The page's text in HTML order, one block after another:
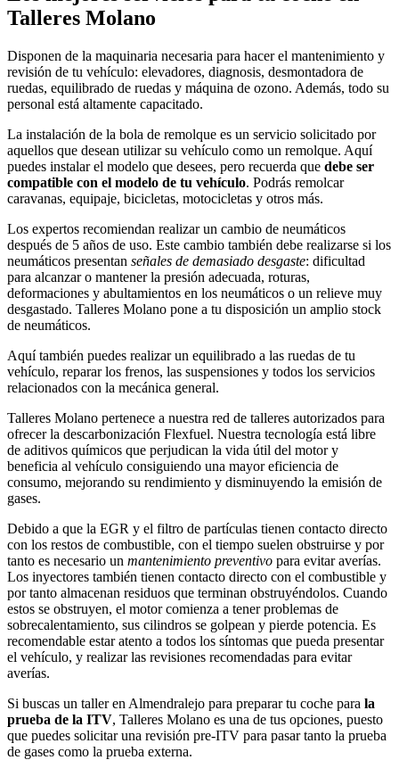
Talleres Molano
Disponen de la maquinaria necesaria para hacer el mantenimiento y
revisión de tu vehículo: elevadores, diagnosis, desmontadora de
ruedas, equilibrado de ruedas y máquina de ozono. Además, todo su
personal está altamente capacitado.
La instalación de la bola de remolque es un servicio solicitado por
aquellos que desean utilizar su vehículo como un remolque. Aquí
puedes instalar el modelo que desees, pero recuerda que debe ser
compatible con el modelo de tu vehículo. Podrás remolcar
caravanas, equipaje, bicicletas, motocicletas y otros más.
Los expertos recomiendan realizar un cambio de neumáticos
después de 5 años de uso. Este cambio también debe realizarse si los
neumáticos presentan señales de demasiado desgaste: dificultad
para alcanzar o mantener la presión adecuada, roturas,
deformaciones y abultamientos en los neumáticos o un relieve muy
desgastado. Talleres Molano pone a tu disposición un amplio stock
de neumáticos.
Aquí también puedes realizar un equilibrado a las ruedas de tu
vehículo, reparar los frenos, las suspensiones y todos los servicios
relacionados con la mecánica general.
Talleres Molano pertenece a nuestra red de talleres autorizados para
ofrecer la descarbonización Flexfuel. Nuestra tecnología está libre
de aditivos químicos que perjudican la vida útil del motor y
beneficia al vehículo consiguiendo una mayor eficiencia de
consumo, mejorando su rendimiento y disminuyendo la emisión de
gases.
Debido a que la EGR y el filtro de partículas tienen contacto directo
con los restos de combustible, con el tiempo suelen obstruirse y por
tanto es necesario un mantenimiento preventivo para evitar averías.
Los inyectores también tienen contacto directo con el combustible y
por tanto almacenan residuos que terminan obstruyéndolos. Cuando
estos se obstruyen, el motor comienza a tener problemas de
sobrecalentamiento, sus cilindros se golpean y pierde potencia. Es
recomendable estar atento a todos los síntomas que pueda presentar
el vehículo, y realizar las revisiones recomendadas para evitar
averías.
Si buscas un taller en Almendralejo para preparar tu coche para la
prueba de la ITV, Talleres Molano es una de tus opciones, puesto
que puedes solicitar una revisión pre-ITV para pasar tanto la prueba
de gases como la prueba externa.